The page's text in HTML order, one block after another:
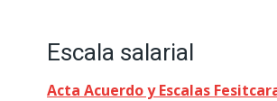
Escala salarial
Acta Acuerdo y Escalas